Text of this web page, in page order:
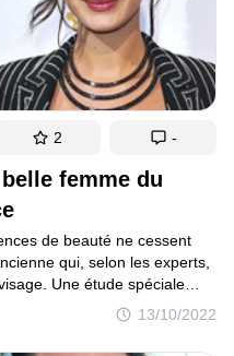
femme du
13/10/2022
de beauté ne cessent
qui, selon les experts,
Une étude spéciale
un chirurgien plasticien
plastique avancée.
de ce concours
2 -